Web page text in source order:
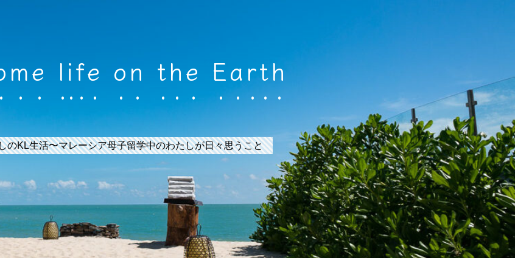
life on the Earth
のKL生活〜マレーシア母子留学中のわたしが日々思うこと